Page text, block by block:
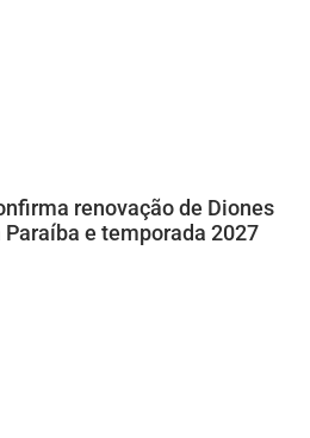
renovação de Diones
Paraíba e temporada 2027